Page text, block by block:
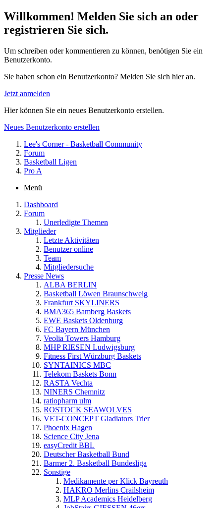
Willkommen! Melden Sie sich an oder
registrieren Sie sich.
Um schreiben oder kommentieren zu können, benötigen Sie ein
Benutzerkonto.
Sie haben schon ein Benutzerkonto? Melden Sie sich hier an.
Jetzt anmelden
Hier können Sie ein neues Benutzerkonto erstellen.
Neues Benutzerkonto erstellen
Lee's Corner - Basketball Community
Forum
Basketball Ligen
Pro A
Menü
Dashboard
Forum
Unerledigte Themen
Mitglieder
Letzte Aktivitäten
Benutzer online
Team
Mitgliedersuche
Presse News
ALBA BERLIN
Basketball Löwen Braunschweig
Frankfurt SKYLINERS
BMA365 Bamberg Baskets
EWE Baskets Oldenburg
FC Bayern München
Veolia Towers Hamburg
MHP RIESEN Ludwigsburg
Fitness First Würzburg Baskets
SYNTAINICS MBC
Telekom Baskets Bonn
RASTA Vechta
NINERS Chemnitz
ratiopharm ulm
ROSTOCK SEAWOLVES
VET-CONCEPT Gladiators Trier
Phoenix Hagen
Science City Jena
easyCredit BBL
Deutscher Basketball Bund
Barmer 2. Basketball Bundesliga
Sonstige
Medikamente per Klick Bayreuth
HAKRO Merlins Crailsheim
MLP Academics Heidelberg